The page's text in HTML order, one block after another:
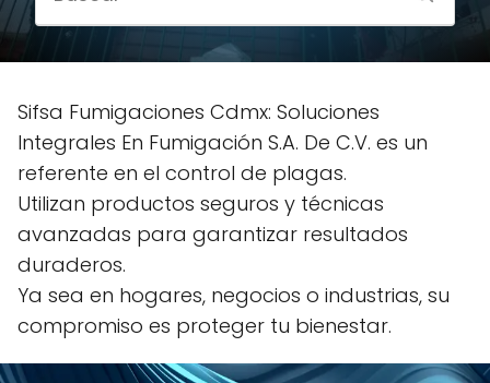
Sifsa Fumigaciones Cdmx: Soluciones
Integrales En Fumigación S.A. De C.V. es un
referente en el control de plagas.
Utilizan productos seguros y técnicas
avanzadas para garantizar resultados
duraderos.
Ya sea en hogares, negocios o industrias, su
compromiso es proteger tu bienestar.